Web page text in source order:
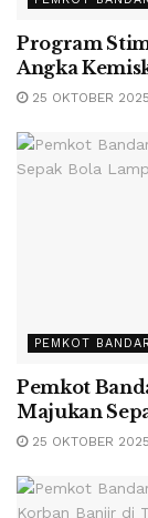
Program
Angka
25 OKTOBER 2025
PEMKOT
Pemkot
Majukan
25 OKTOBER 2025